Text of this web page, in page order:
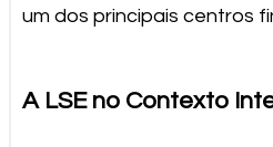
um dos principais centros
A LSE no Contexto